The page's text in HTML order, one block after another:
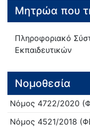
Μητρώα που
Πληροφοριακό
Εκπαιδευτικών
Νομοθεσία
Νόμος 4722/2020
Νόμος 4521/2018